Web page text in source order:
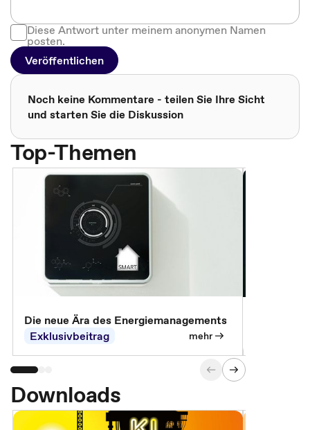
Diese Antwort unter meinem anonymen Namen
posten.
Veröffentlichen
Noch keine Kommentare - teilen Sie Ihre Sicht
und starten Sie die Diskussion
Top-Themen
Die neue Ära des Energiemanagements
Exklusivbeitrag
mehr
Downloads